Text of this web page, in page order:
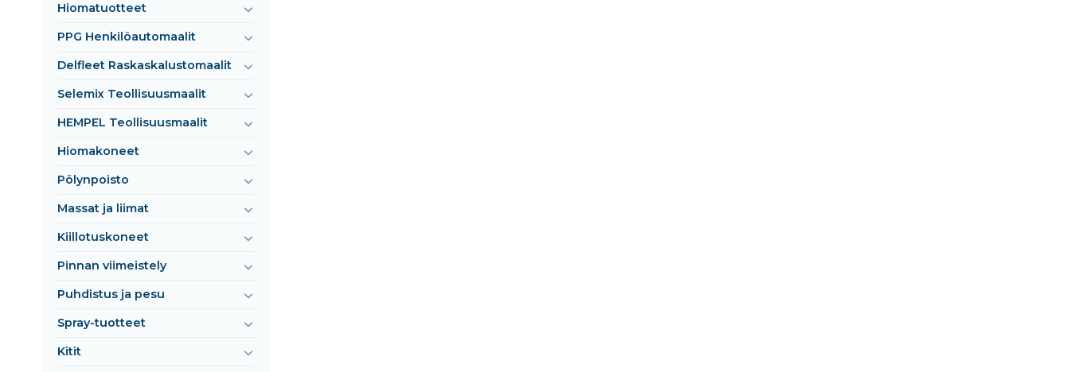
Hiomatuotteet
PPG Henkilöautomaalit
Delfleet Raskaskalustomaalit
Selemix Teollisuusmaalit
HEMPEL Teollisuusmaalit
Hiomakoneet
Pölynpoisto
Massat ja liimat
Kiillotuskoneet
Pinnan viimeistely
Puhdistus ja pesu
Spray-tuotteet
Kitit